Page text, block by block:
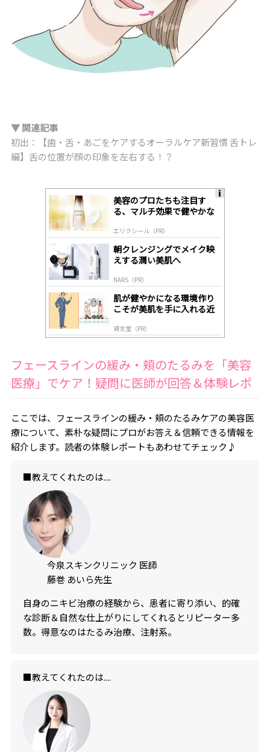
▼ 関連記事
初出：【歯・舌・あごをケアするオーラルケア新習慣 舌トレ
編】舌の位置が顔の印象を左右する！？
美容のプロたちも注目す
る、マルチ効果で健やかな
エリクシール（PR）
朝クレンジングでメイク映
えする潤い美肌へ
NARS（PR）
肌が健やかになる環境作り
こそが美肌を手に入れる近
資生堂（PR）
フェースラインの緩み・頬のたるみを「美容
医療」でケア！疑問に医師が回答＆体験レポ
ここでは、フェースラインの緩み・頬のたるみケアの美容医
療について、素朴な疑問にプロがお答え＆信頼できる情報を
紹介します。読者の体験レポートもあわせてチェック♪
■教えてくれたのは....
今泉スキンクリニック 医師
藤巻 あいら先生
自身のニキビ治療の経験から、患者に寄り添い、的確
な診断＆自然な仕上がりにしてくれるとリピーター多
数。得意なのはたるみ治療、注射系。
■教えてくれたのは....